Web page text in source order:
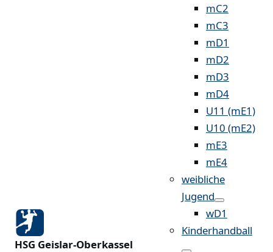
HSG Geislar-Oberkassel
mC2
mC3
mD1
mD2
mD3
mD4
U11 (mE1)
U10 (mE2)
mE3
mE4
weibliche
Jugend
wD1
Kinderhandball